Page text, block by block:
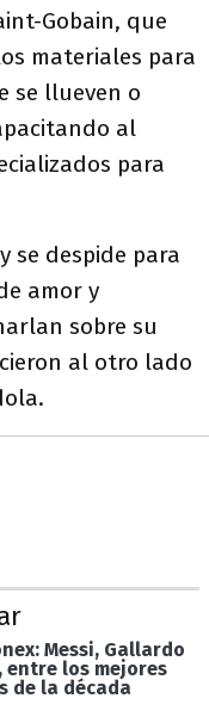
Gobain, que
materiales para
se llueven o
al
para
se despide para
amor y
sobre su
al otro lado
Messi, Gallardo
entre los mejores
de la década